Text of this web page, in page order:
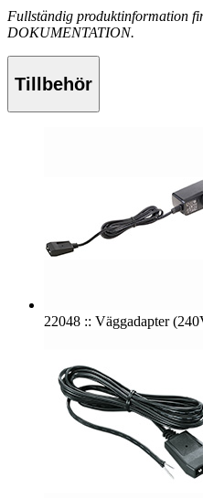
Fullständig produktinformation
DOKUMENTATION.
Tillbehör
22048 :: Väggadapter